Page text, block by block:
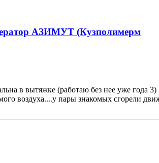
АЗИМУТ (Кузполимерм
в вытяжке (работаю без нее уже года 3)
воздуха....у пары знакомых сгорели